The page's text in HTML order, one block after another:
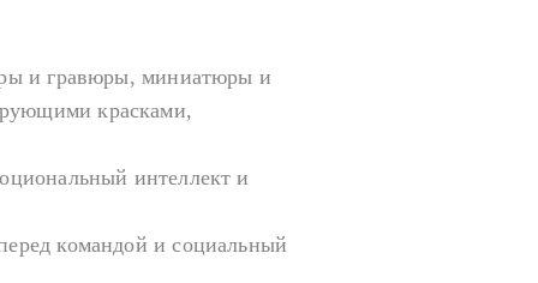
и гравюры, миниатюры и
красками,
интеллект и
командой и социальный